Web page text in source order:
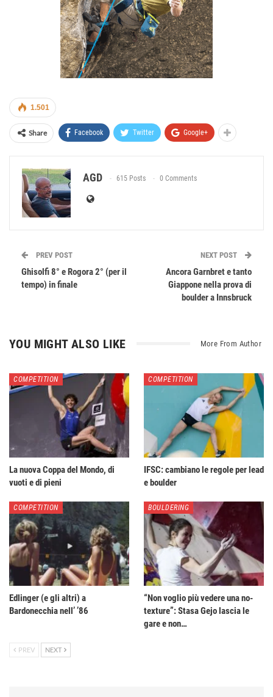
1.501
Share Facebook Twitter Google+
AGD 615 Posts 0 Comments
PREV POST
Ghisolfi 8° e Rogora 2° (per il
tempo) in finale
NEXT POST
Ancora Garnbret e tanto
Giappone nella prova di
boulder a Innsbruck
YOU MIGHT ALSO LIKE More From Author
COMPETITION
La nuova Coppa del Mondo, di
vuoti e di pieni
COMPETITION
IFSC: cambiano le regole per lead
e boulder
COMPETITION
Edlinger (e gli altri) a
Bardonecchia nell’ ’86
BOULDERING
“Non voglio più vedere una no-
texture”: Stasa Gejo lascia le
gare e non…
PREV NEXT